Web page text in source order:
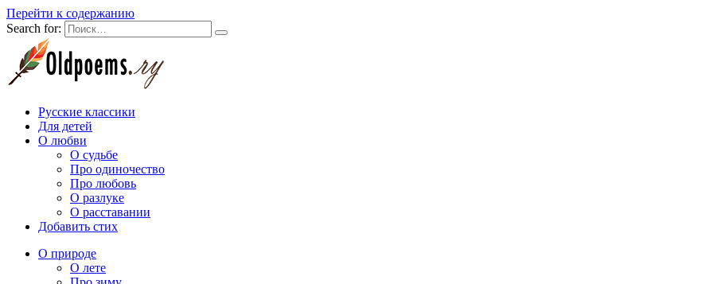
Перейти к содержанию
Search for:
Русские классики
Для детей
О любви
О судьбе
Про одиночество
Про любовь
О разлуке
О расставании
Добавить стих
О природе
О лете